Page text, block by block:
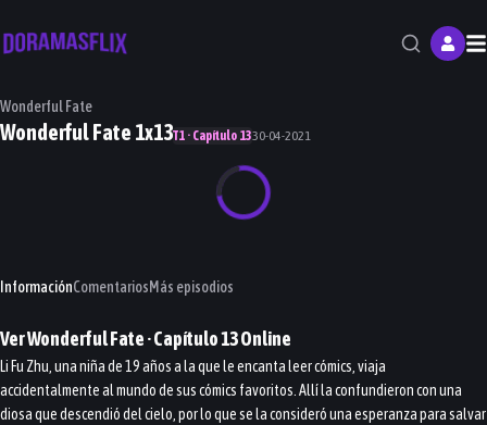
Wonderful Fate
Wonderful Fate 1x13T1 · Capítulo 1330-04-2021
InformaciónComentariosMás episodios
VerWonderful Fate· Capítulo13Online
Li Fu Zhu, una niña de 19 años a la que le encanta leer cómics, viaja
accidentalmente al mundo de sus cómics favoritos. Allí la confundieron con una
diosa que descendió del cielo, por lo que se la consideró una esperanza para salvar